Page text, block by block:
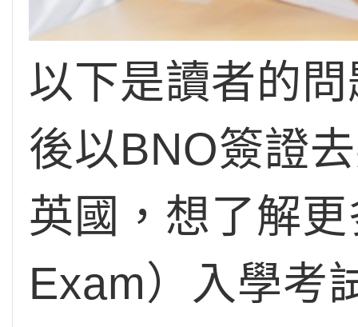
以下是讀者的
後以BNO簽證
英國，想了解
Exam）入學考